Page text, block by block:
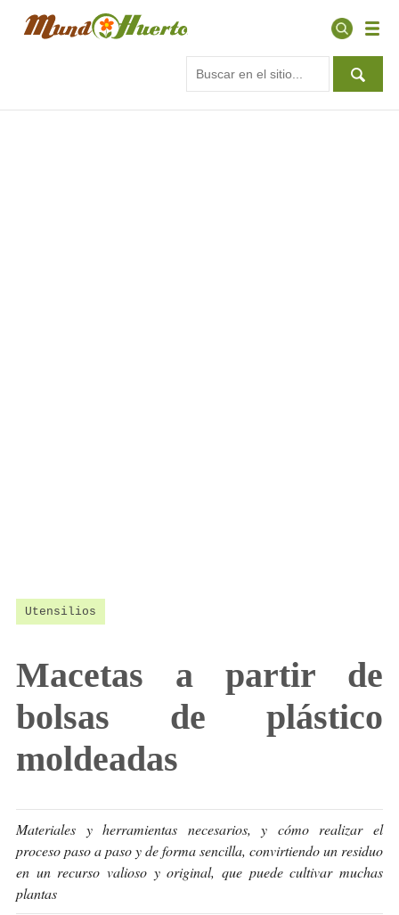
Utensilios
Macetas a partir de
bolsas de plástico
moldeadas
Materiales y herramientas necesarios, y cómo realizar el
proceso paso a paso y de forma sencilla, convirtiendo un residuo
en un recurso valioso y original, que puede cultivar muchas
plantas